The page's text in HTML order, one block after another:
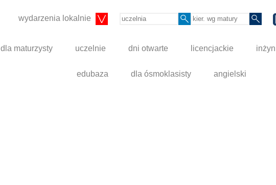
wydarzenia lokalnie
dla maturzysty uczelnie dni otwarte licencjackie
edubaza dla ósmoklasisty angielski